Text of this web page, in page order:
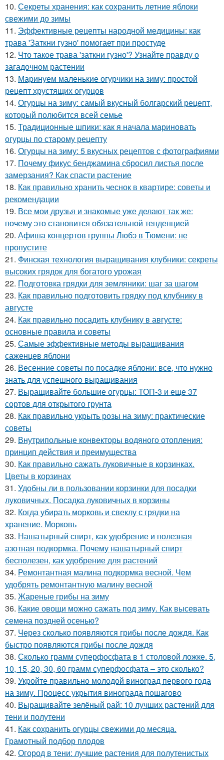
10. Секреты хранения: как сохранить летние яблоки
свежими до зимы
11. Эффективные рецепты народной медицины: как
трава 'Заткни гузно' помогает при простуде
12. Что такое трава 'заткни гузно'? Узнайте правду о
загадочном растении
13. Маринуем маленькие огурчики на зиму: простой
рецепт хрустящих огурцов
14. Огурцы на зиму: самый вкусный болгарский рецепт,
который полюбится всей семье
15. Традиционные шпики: как я начала мариновать
огурцы по старому рецепту
16. Огурцы на зиму: 5 вкусных рецептов с фотографиями
17. Почему фикус бенджамина сбросил листья после
замерзания? Как спасти растение
18. Как правильно хранить чеснок в квартире: советы и
рекомендации
19. Все мои друзья и знакомые уже делают так же:
почему это становится обязательной тенденцией
20. Афиша концертов группы Любэ в Тюмени: не
пропустите
21. Финская технология выращивания клубники: секреты
высоких грядок для богатого урожая
22. Подготовка грядки для земляники: шаг за шагом
23. Как правильно подготовить грядку под клубнику в
августе
24. Как правильно посадить клубнику в августе:
основные правила и советы
25. Самые эффективные методы выращивания
саженцев яблони
26. Весенние советы по посадке яблони: все, что нужно
знать для успешного выращивания
27. Выращивайте большие огурцы: ТОП-3 и еще 37
сортов для открытого грунта
28. Как правильно укрыть розы на зиму: практические
советы
29. Внутрипольные конвекторы водяного отопления:
принцип действия и преимущества
30. Как правильно сажать луковичные в корзинках.
Цветы в корзинах
31. Удобны ли в пользовании корзинки для посадки
луковичных. Посадка луковичных в корзины
32. Когда убирать морковь и свеклу с грядки на
хранение. Морковь
33. Нашатырный спирт, как удобрение и полезная
азотная подкормка. Почему нашатырный спирт
бесполезен, как удобрение для растений
34. Ремонтантная малина подкормка весной. Чем
удобрять ремонтантную малину весной
35. Жареные грибы на зиму
36. Какие овощи можно сажать под зиму. Как высевать
семена поздней осенью?
37. Через сколько появляются грибы после дождя. Как
быстро появляются грибы после дождя
38. Сколько грамм суперфосфата в 1 столовой ложке. 5,
10, 15, 20, 30, 60 грамм суперфосфата – это сколько?
39. Укройте правильно молодой виноград первого года
на зиму. Процесс укрытия винограда пошагово
40. Выращивайте зелёный рай: 10 лучших растений для
тени и полутени
41. Как сохранить огурцы свежими до месяца.
Грамотный подбор плодов
42. Огород в тени: лучшие растения для полутенистых